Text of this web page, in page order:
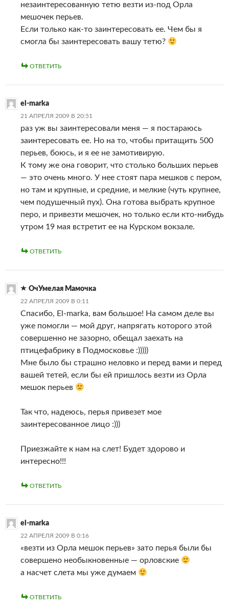
незаинтересованную тетю везти из-под Орла
мешочек перьев.
Если только как-то заинтересовать ее. Чем бы я
смогла бы заинтересовать вашу тетю?
ОТВЕТИТЬ
el-marka
21 АПРЕЛЯ 2009 В 20:51
раз уж вы заинтересовали меня — я постараюсь
заинтересовать ее. Но на то, чтобы притащить 500
перьев, боюсь, и я ее не замотивирую.
К тому же она говорит, что столько больших перьев
— это очень много. У нее стоят пара мешков с пером,
но там и крупные, и средние, и мелкие (чуть крупнее,
чем подушечный пух). Она готова выбрать крупное
перо, и привезти мешочек, но только если кто-нибудь
утром 19 мая встретит ее на Курском вокзале.
ОТВЕТИТЬ
ОчУмелая Мамочка
22 АПРЕЛЯ 2009 В 0:11
Спасибо, El-marka, вам большое! На самом деле вы
уже помогли — мой друг, напрягать которого этой
совершенно не зазорно, обещал заехать на
птицефабрику в Подмосковье :)))))
Мне было бы страшно неловко и перед вами и перед
вашей тетей, если бы ей пришлось везти из Орла
мешок перьев
Так что, надеюсь, перья привезет мое
заинтересованное лицо :)))
Приезжайте к нам на слет! Будет здорово и
интересно!!!
ОТВЕТИТЬ
el-marka
22 АПРЕЛЯ 2009 В 0:16
«везти из Орла мешок перьев» зато перья были бы
совершено необыкновенные — орловские
а насчет слета мы уже думаем
ОТВЕТИТЬ